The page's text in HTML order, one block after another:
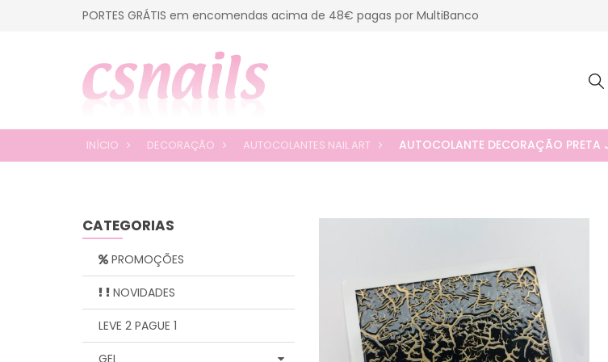
PORTES GRÁTIS em encomendas acima de 48€ pagas por MultiBanco
INÍCIO DECORAÇÃO AUTOCOLANTES NAIL ART AUTOCOLANTE DECORAÇÃO PRETA
CATEGORIAS
PROMOÇÕES
NOVIDADES
LEVE 2 PAGUE 1